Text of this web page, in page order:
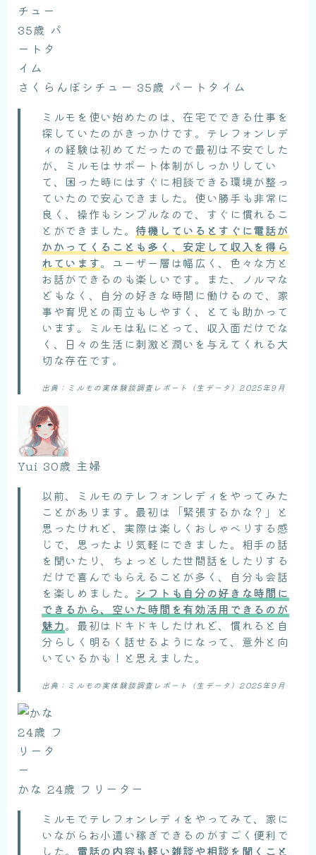
さくらんぼシチュー 35歳 パートタイム
ミルモを使い始めたのは、在宅でできる仕事を
探していたのがきっかけです。テレフォンレデ
ィの経験は初めてだったので最初は不安でした
が、ミルモはサポート体制がしっかりしてい
て、困った時にはすぐに相談できる環境が整っ
ていたので安心できました。使い勝手も非常に
良く、操作もシンプルなので、すぐに慣れるこ
とができました。 待機しているとすぐに電話が
かかってくることも多く、安定して収入を得ら
れています。ユーザー層は幅広く、色々な方と
お話ができるのも楽しいです。また、ノルマな
どもなく、自分の好きな時間に働けるので、家
事や育児との両立もしやすく、とても助かって
います。ミルモは私にとって、収入面だけでな
く、日々の生活に刺激と潤いを与えてくれる大
切な存在です。
出典：ミルモの実体験談調査レポート（生データ）2025年9月
Yui 30歳 主婦
以前、ミルモのテレフォンレディをやってみた
ことがあります。最初は「緊張するかな？」と
思ったけれど、実際は楽しくおしゃべりする感
じで、思ったより気軽にできました。相手の話
を聞いたり、ちょっとした世間話をしたりする
だけで喜んでもらえることが多く、自分も会話
を楽しめました。 シフトも自分の好きな時間に
できるから、空いた時間を有効活用できるのが
魅力。最初はドキドキしたけれど、慣れると自
分らしく明るく話せるようになって、意外と向
いているかも！と思えました。
出典：ミルモの実体験談調査レポート（生データ）2025年9月
かな 24歳 フリーター
ミルモでテレフォンレディをやってみて、家に
いながらお小遣い稼ぎできるのがすごく便利で
した。 電話の内容も軽い雑談や相談を聞くこと